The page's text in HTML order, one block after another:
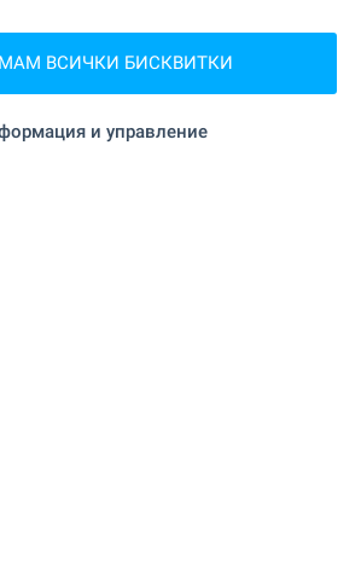
още сега! Вижте нашите топ
ВСИЧКИ БИСКВИТКИ
и управление